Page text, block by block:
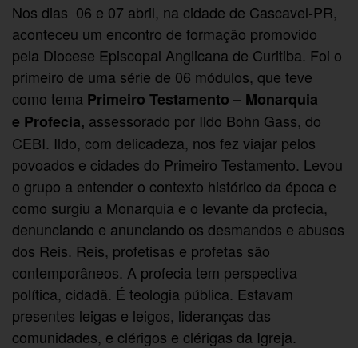
Nos dias 06 e 07 abril, na cidade de Cascavel-PR,
aconteceu um encontro de formação promovido
pela Diocese Episcopal Anglicana de Curitiba. Foi o
primeiro de uma série de 06 módulos, que teve
como tema Primeiro Testamento – Monarquia
e Profecia, assessorado por Ildo Bohn Gass, do
CEBI. Ildo, com delicadeza, nos fez viajar pelos
povoados e cidades do Primeiro Testamento. Levou
o grupo a entender o contexto histórico da época e
como surgiu a Monarquia e o levante da profecia,
denunciando e anunciando os desmandos e abusos
dos Reis. Reis, profetisas e profetas são
contemporâneos. A profecia tem perspectiva
política, cidadã. É teologia pública. Estavam
presentes leigas e leigos, lideranças das
comunidades, e clérigos e clérigas da Igreja.